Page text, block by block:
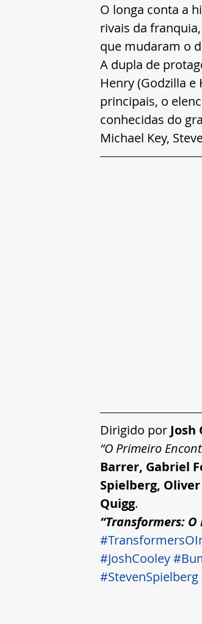
O longa conta a
rivais da
que mudaram o
A dupla de
Henry (Godzilla
principais, o
conhecidas do
Michael Key,
Dirigido por Josh
“O Primeiro
Barrer, Gabriel
Spielberg,
Quigg.
“Transformers: O
#JoshCooley
#StevenSpielberg